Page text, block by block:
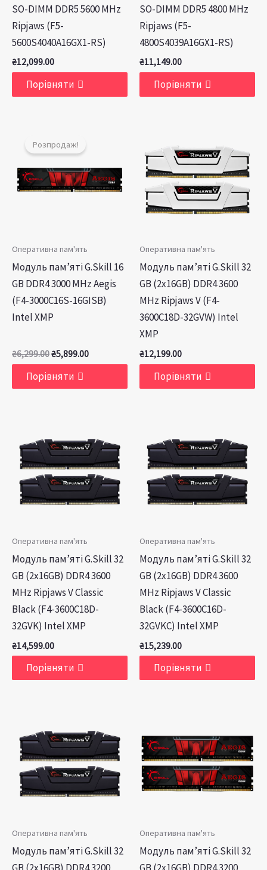
SO-DIMM DDR5 5600 MHz
Ripjaws (F5-
5600S4040A16GX1-RS)
₴12,099.00
Порівняти
SO-DIMM DDR5 4800 MHz
Ripjaws (F5-
4800S4039A16GX1-RS)
₴11,149.00
Порівняти
Розпродаж!
Оперативна пам'ять
Модуль пам’яті G.Skill 16
GB DDR4 3000 MHz Aegis
(F4-3000C16S-16GISB)
Intel XMP
₴6,299.00
₴6,299.00.
₴5,899.00
Порівняти
Оперативна пам'ять
Модуль пам’яті G.Skill 32
GB (2х16GB) DDR4 3600
MHz Ripjaws V (F4-
3600C18D-32GVW) Intel
XMP
₴12,199.00
Порівняти
Оперативна пам'ять
Модуль пам’яті G.Skill 32
GB (2x16GB) DDR4 3600
MHz Ripjaws V Classic
Black (F4-3600C18D-
32GVK) Intel XMP
₴14,599.00
Порівняти
Оперативна пам'ять
Модуль пам’яті G.Skill 32
GB (2x16GB) DDR4 3600
MHz Ripjaws V Classic
Black (F4-3600C16D-
32GVKC) Intel XMP
₴15,239.00
Порівняти
Оперативна пам'ять
Модуль пам’яті G.Skill 32
Оперативна пам'ять
Модуль пам’яті G.Skill 32